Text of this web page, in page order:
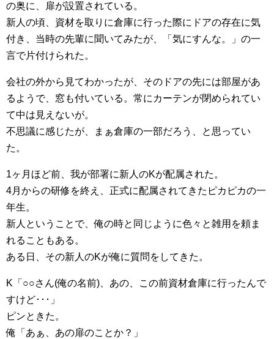
の奥に、扉が設置されている。
新人の頃、資材を取りに倉庫に行った際にドアの存在に気
付き、当時の先輩に聞いてみたが、「気にすんな。」の一
言で片付けられた。
会社の外から見てわかったが、そのドアの先には部屋があ
るようで、窓も付いている。常にカーテンが閉められてい
て中は見えないが。
不思議に感じたが、まぁ倉庫の一部だろう、と思ってい
た。
1ヶ月ほど前、我が部署に新人のKが配属された。
4月からの研修を終え、正式に配属されてきたピカピカの一
年生。
新人ということで、俺の時と同じように色々と雑用を頼ま
れることもある。
ある日、その新人のKが俺に質問をしてきた。
K「○○さん(俺の名前)、あの、この前資材倉庫に行ったんで
すけど･･･」
ピンときた。
俺「あぁ、あの扉のことか？」